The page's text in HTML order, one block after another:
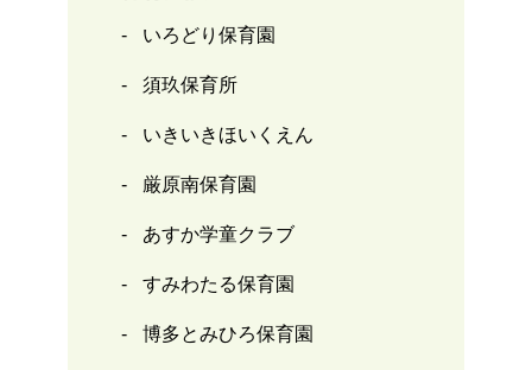
いろどり保育園
須玖保育所
いきいきほいくえん
厳原南保育園
あすか学童クラブ
すみわたる保育園
博多とみひろ保育園